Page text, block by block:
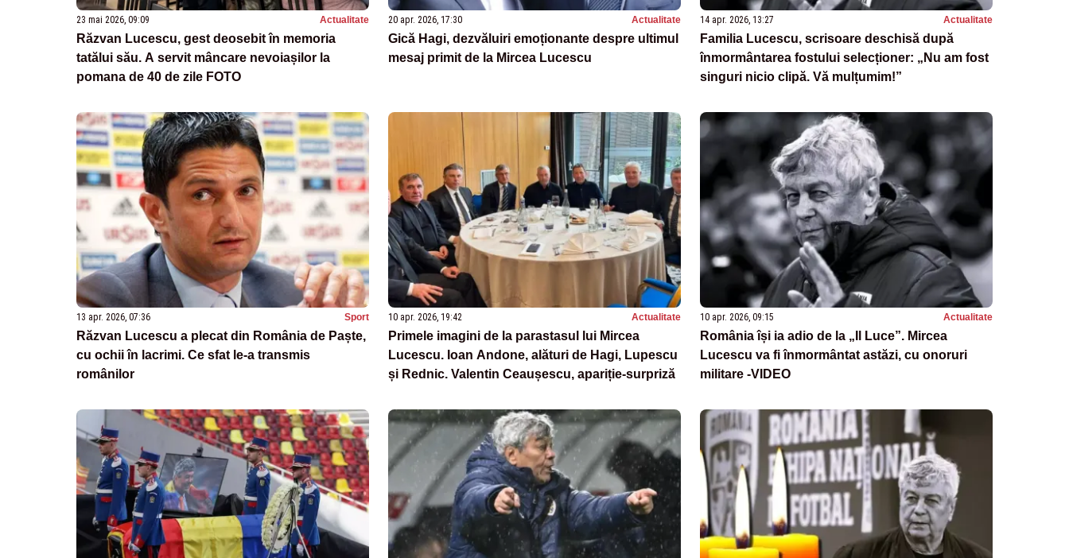
23 mai 2026, 09:09 Actualitate
Răzvan Lucescu, gest deosebit în memoria
tatălui său. A servit mâncare nevoiașilor la
pomana de 40 de zile FOTO
20 apr. 2026, 17:30 Actualitate
Gică Hagi, dezvăluiri emoționante despre ultimul
mesaj primit de la Mircea Lucescu
14 apr. 2026, 13:27 Actualitate
Familia Lucescu, scrisoare deschisă după
înmormântarea fostului selecționer: „Nu am fost
singuri nicio clipă. Vă mulțumim!”
13 apr. 2026, 07:36 Sport
Răzvan Lucescu a plecat din România de Paște,
cu ochii în lacrimi. Ce sfat le-a transmis
românilor
10 apr. 2026, 19:42 Actualitate
Primele imagini de la parastasul lui Mircea
Lucescu. Ioan Andone, alături de Hagi, Lupescu
și Rednic. Valentin Ceaușescu, apariție-surpriză
10 apr. 2026, 09:15 Actualitate
România își ia adio de la „Il Luce”. Mircea
Lucescu va fi înmormântat astăzi, cu onoruri
militare -VIDEO